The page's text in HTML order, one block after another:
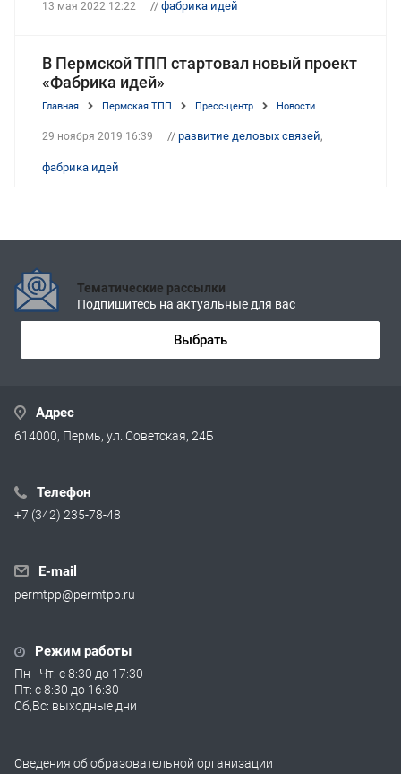
13 мая 2022 12:22 // фабрика идей
В Пермской ТПП стартовал новый проект
«Фабрика идей»
Главная Пермская ТПП Пресс-центр Новости
29 ноября 2019 16:39 // развитие деловых связей,
фабрика идей
Тематические рассылки
Подпишитесь на актуальные для вас
Выбрать
Адрес
614000, Пермь, ул. Советская, 24Б
Телефон
+7 (342) 235-78-48
E-mail
permtpp@permtpp.ru
Режим работы
Пн - Чт: с 8:30 до 17:30
Пт: с 8:30 до 16:30
Сб,Вс: выходные дни
Сведения об образовательной организации